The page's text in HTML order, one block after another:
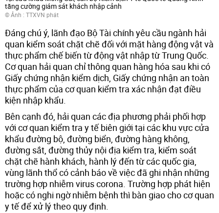
tăng cường giám sát khách nhập cảnh
© Ảnh : TTXVN phát
Đáng chú ý, lãnh đạo Bộ Tài chính yêu cầu ngành hải
quan kiểm soát chặt chẽ đối với mặt hàng động vật và
thực phẩm chế biến từ động vật nhập từ Trung Quốc.
Cơ quan hải quan chỉ thông quan hàng hóa sau khi có
Giấy chứng nhận kiểm dịch, Giấy chứng nhận an toàn
thực phẩm của cơ quan kiểm tra xác nhận đạt điều
kiện nhập khẩu.
Bên cạnh đó, hải quan các địa phương phải phối hợp
với cơ quan kiểm tra y tế biên giới tại các khu vực cửa
khẩu đường bộ, đường biển, đường hàng không,
đường sắt, đường thủy nội địa kiểm tra, kiểm soát
chặt chẽ hành khách, hành lý đến từ các quốc gia,
vùng lãnh thổ có cảnh báo về việc đã ghi nhận những
trường hợp nhiễm virus corona. Trường hợp phát hiện
hoặc có nghi ngờ nhiễm bệnh thì bàn giao cho cơ quan
y tế để xử lý theo quy định.